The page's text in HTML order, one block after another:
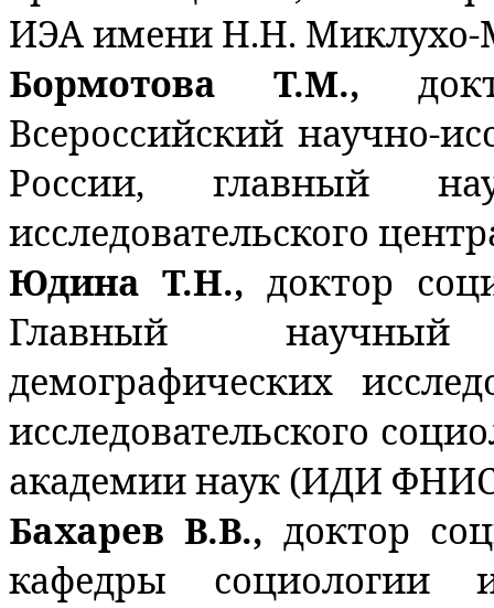
ИЭА имени Н.Н. Миклухо-
Бормотова Т.М.,
Всероссийский научно-
России, главный
исследовательского
Юдина Т.Н.,доктор
Главный научный
демографических
исследовательского
академии наук (ИДИ
Бахарев В.В., доктор
кафедры социологии